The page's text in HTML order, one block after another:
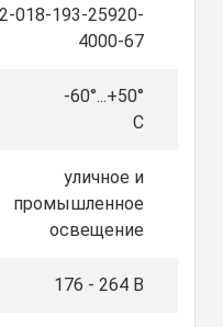
018-193-25920-
4000-67
-60°...+50°
C
уличное и
промышленное
освещение
176 - 264 В